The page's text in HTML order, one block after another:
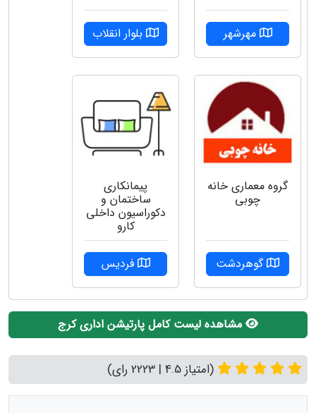
مهرشهر بلوار انقلاب
گروه‌ معماری خانه
چوبی
گوهردشت
پیمانکاری
ساختمان و
دکوراسیون داخلی
کارو
فردیس
مشاهده لیست کامل پارتیشن اداری کرج
(امتیاز 4.5 | 2223 رای)